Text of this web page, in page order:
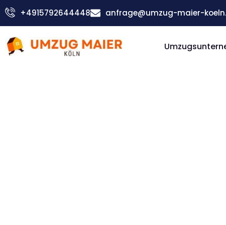
Zum
Inhalt
+4915792644448 anfrage@umzug-maier-